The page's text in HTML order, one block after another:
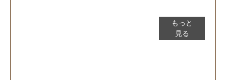
もっと
見る